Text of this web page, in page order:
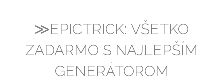
≫EPICTRICK: VŠETKO
ZADARMO S NAJLEPŠÍM
GENERÁTOROM